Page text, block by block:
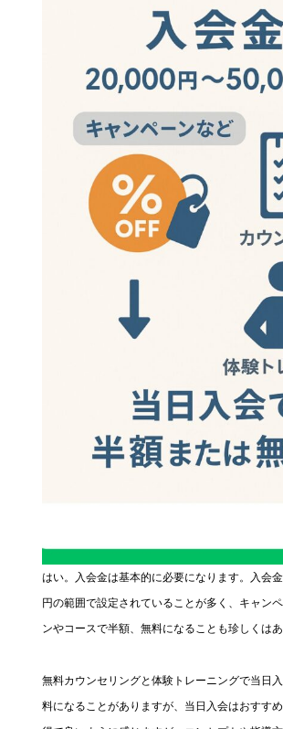
はい。入会金は基本的に必要になります。入会
円の範囲で設定されていることが多く、キャン
ンやコースで半額、無料になることも珍しくはあ
無料カウンセリングと体験トレーニングで当日
料になることがありますが、当日入会はおすす